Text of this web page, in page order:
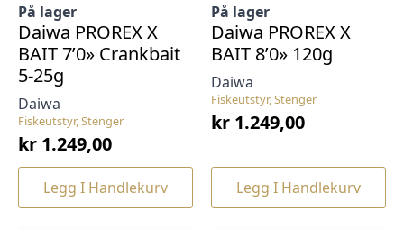
Fiskeutstyr, Stenger
Daiwa
På lager
Daiwa PROREX X
BAIT 7’0» Crankbait
5-25g
kr 1.249,00
Legg I Handlekurv
Fiskeutstyr, Stenger
Daiwa
På lager
Daiwa PROREX X
BAIT 8’0» 120g
kr 1.249,00
Legg I Handlekurv